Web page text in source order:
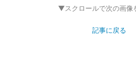
▼スクロールで次の画
記事に戻る